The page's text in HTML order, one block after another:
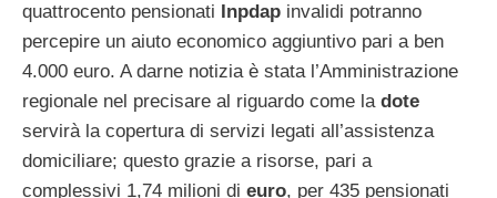
quattrocento pensionati Inpdap invalidi potranno
percepire un aiuto economico aggiuntivo pari a ben
4.000 euro. A darne notizia è stata l’Amministrazione
regionale nel precisare al riguardo come ladote
servirà la copertura di servizi legati all’assistenza
domiciliare; questo grazie a risorse, pari a
complessivi 1,74 milioni di euro, per 435 pensionati